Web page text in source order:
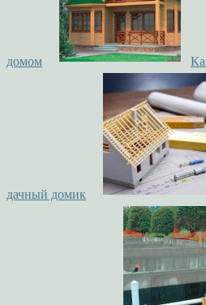
домом
дачный домик